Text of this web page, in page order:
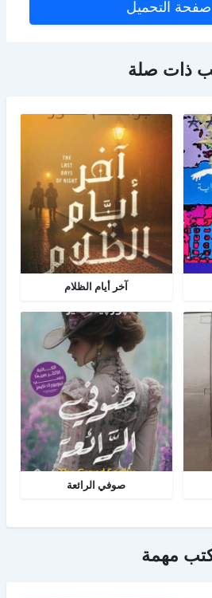
صفحة التحميل
ذات صلة
آخر أيام الظلام
صوفي الرائعة
مهمة